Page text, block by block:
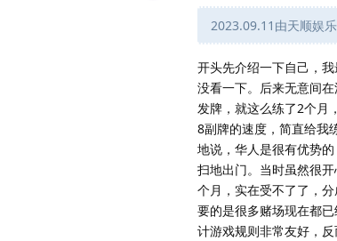
2023.09.11由天顺娱
开头先介绍一下自己，
没看一下。后来无意间
发牌，就这么练了2个月
8副牌的速度，简直给我
地说，华人是很有优势
扫地出门。当时虽然很
个月，实在受不了了，
要的是很多赌场现在都
计游戏规则非常友好，